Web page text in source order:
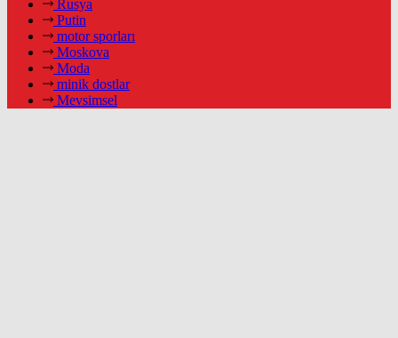
Rusya
Putin
motor sporları
Moskova
Moda
minik dostlar
Mevsimsel